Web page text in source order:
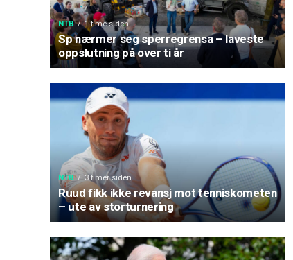
NTB 1 time siden
Sp nærmer seg sperregrensa – laveste
oppslutning på over ti år
NTB 3 timer siden
Ruud fikk ikke revansj mot tenniskometen
– ute av storturnering